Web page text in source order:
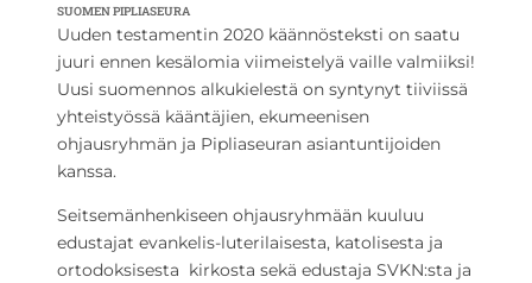
SUOMEN PIPLIASEURA
Uuden testamentin 2020 käännösteksti on saatu
juuri ennen kesälomia viimeistelyä vaille valmiiksi!
Uusi suomennos alkukielestä on syntynyt tiiviissä
yhteistyössä kääntäjien, ekumeenisen
ohjausryhmän ja Pipliaseuran asiantuntijoiden
kanssa.
Seitsemänhenkiseen ohjausryhmään kuuluu
edustajat evankelis-luterilaisesta, katolisesta ja
ortodoksisesta kirkosta sekä edustaja SVKN:sta ja